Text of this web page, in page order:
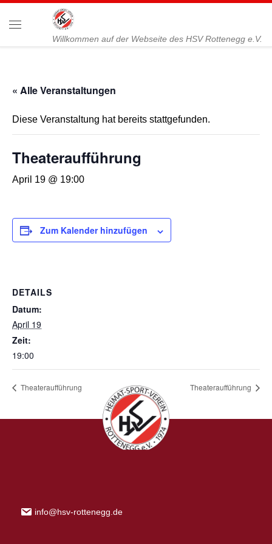
Zum Inhalt springen
Willkommen auf der Webseite des HSV Rottenegg e.V.
« Alle Veranstaltungen
Diese Veranstaltung hat bereits stattgefunden.
Theateraufführung
April 19 @ 19:00
Zum Kalender hinzufügen
DETAILS
Datum:
April 19
Zeit:
19:00
Theateraufführung Theateraufführung
info@hsv-rottenegg.de